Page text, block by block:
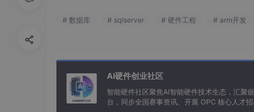
sudo nano /etc/apt/sources.list
# 数据库 # sqlserver # 硬件工程 # arm开发
AI硬件创业社区
智能硬件社区聚焦AI智能硬件技术生态，汇聚
台，同步全国赛事资讯、开展 OPC 核心人才